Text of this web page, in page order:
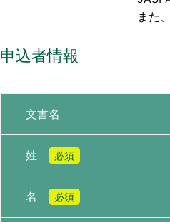
また、JASPARは個人
申込者情報
文書名
姓 必須
名 必須